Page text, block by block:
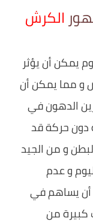
الكرش
يمكن أن يؤثر
و مما يمكن أن
الدهون في
دون حركة قد
و من الجيد
و عدم
أن يساهم في
كبيرة من